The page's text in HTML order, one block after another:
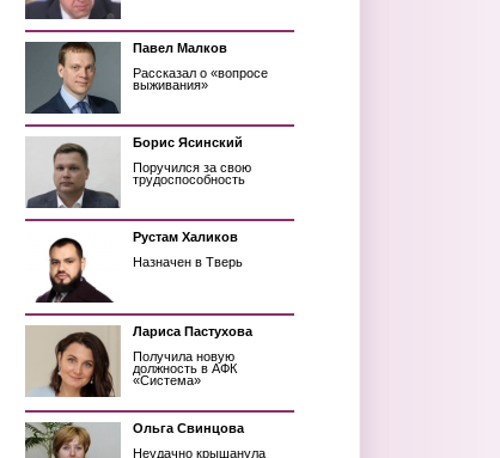
Павел Малков
Рассказал о «вопросе
выживания»
Борис Ясинский
Поручился за свою
трудоспособность
Рустам Халиков
Назначен в Тверь
Лариса Пастухова
Получила новую
должность в АФК
«Система»
Ольга Свинцова
Неудачно крышанула